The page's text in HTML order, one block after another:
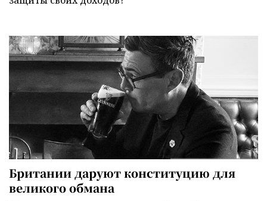
Британии даруют конституцию для
великого обмана